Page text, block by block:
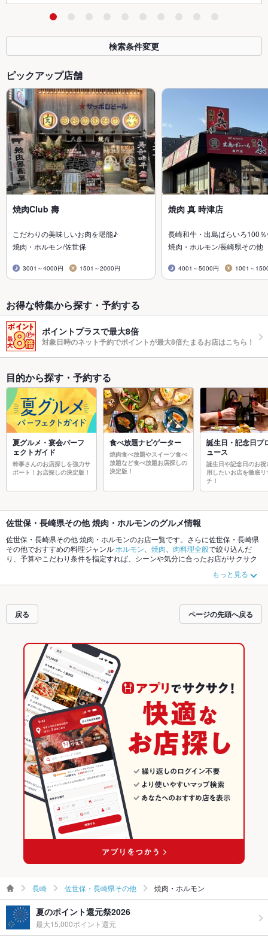
検索条件変更
ピックアップ店舗
焼肉Club 壽
こだわりの美味しいお肉を堪能♪
焼肉・ホルモン/佐世保
3001～4000円 1501～2000円
焼肉 真 時津店
長崎和牛・出島ばらいろ100
焼肉・ホルモン/長崎県その他
4001～5000円 1001～
お得な特集から探す・予約する
ポイントプラスで最大8倍
対象日時のネット予約でポイントが最大8倍たまるお店はこちら！
目的から探す・予約する
夏グルメ・宴会パーフ
ェクトガイド
幹事さんのお店探しを強力サ
ポート！お店探しの決定版！
食べ放題ナビゲーター
焼肉食べ放題やスイーツ食べ
放題など食べ放題お店探しの
決定版！
誕生日・記念日プ
ュース
誕生日や記念日のお祝
用したいお店を徹底リ
チ！
佐世保・長崎県その他 焼肉・ホルモンのグルメ情報
佐世保・長崎県その他 焼肉・ホルモンのお店一覧です。さらに佐世保・長崎県
その他でおすすめの料理ジャンル ホルモン 焼肉 肉料理全般で絞り込んだ
り、予算やこだわり条件を指定すれば、シーンや気分に合ったお店がサクサク
や季節のおすすめ料理など、お店の最新情報をご紹介
しているので安心！24時間使える簡単便利なネット予約が使えるお店も拡大中
得に便利にホットペッパーグルメをご利用ください。
もっと見る
戻る ページの先頭へ戻る
長崎 佐世保・長崎県その他 焼肉・ホルモン
夏のポイント還元祭2026
最大15,000ポイント還元